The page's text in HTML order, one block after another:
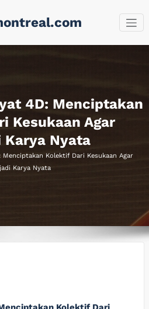
4D: Menciptakan
Kesukaan Agar
Karya Nyata
Menciptakan Kolektif Dari Kesukaan Agar
Karya Nyata